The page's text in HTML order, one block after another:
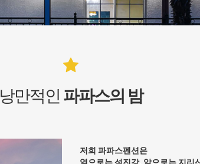
낭만적인 파파스의 밤
저희 파파스펜션은